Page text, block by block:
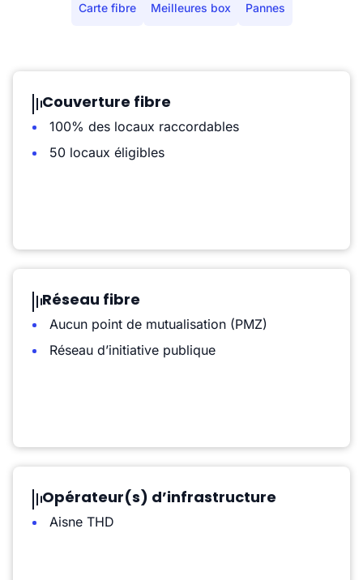
Carte fibre Meilleures box Pannes
Couverture fibre
100% des locaux raccordables
50 locaux éligibles
Réseau fibre
Aucun point de mutualisation (PMZ)
Réseau d’initiative publique
Opérateur(s) d’infrastructure
Aisne THD